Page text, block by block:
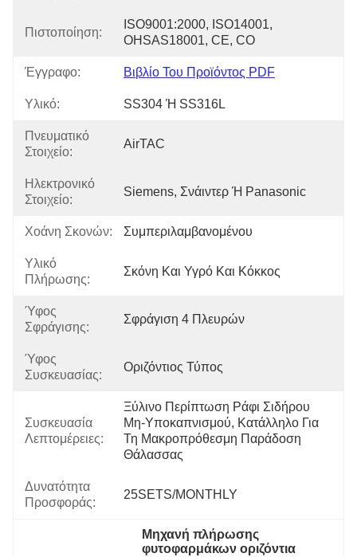
Πιστοποίηση:
ISO9001:2000, ISO14001,
OHSAS18001, CE, CO
Έγγραφο: Βιβλίο Του Προϊόντος PDF
Υλικό: SS304 Ή SS316L
Πνευματικό
Στοιχείο:
AirTAC
Ηλεκτρονικό
Στοιχείο:
Siemens, Σνάιντερ Ή Panasonic
Χοάνη Σκονών: Συμπεριλαμβανομένου
Υλικό
Πλήρωσης:
Σκόνη Και Υγρό Και Κόκκος
Ύφος
Σφράγισης:
Σφράγιση 4 Πλευρών
Ύφος
Συσκευασίας:
Οριζόντιος Τύπος
Συσκευασία
Λεπτομέρειες:
Ξύλινο Περίπτωση Ράφι Σιδήρου
Μη-Υποκαπνισμού, Κατάλληλο Για
Τη Μακροπρόθεσμη Παράδοση
Θάλασσας
Δυνατότητα
Προσφοράς:
25SETS/MONTHLY
Μηχανή πλήρωσης
φυτοφαρμάκων οριζόντια